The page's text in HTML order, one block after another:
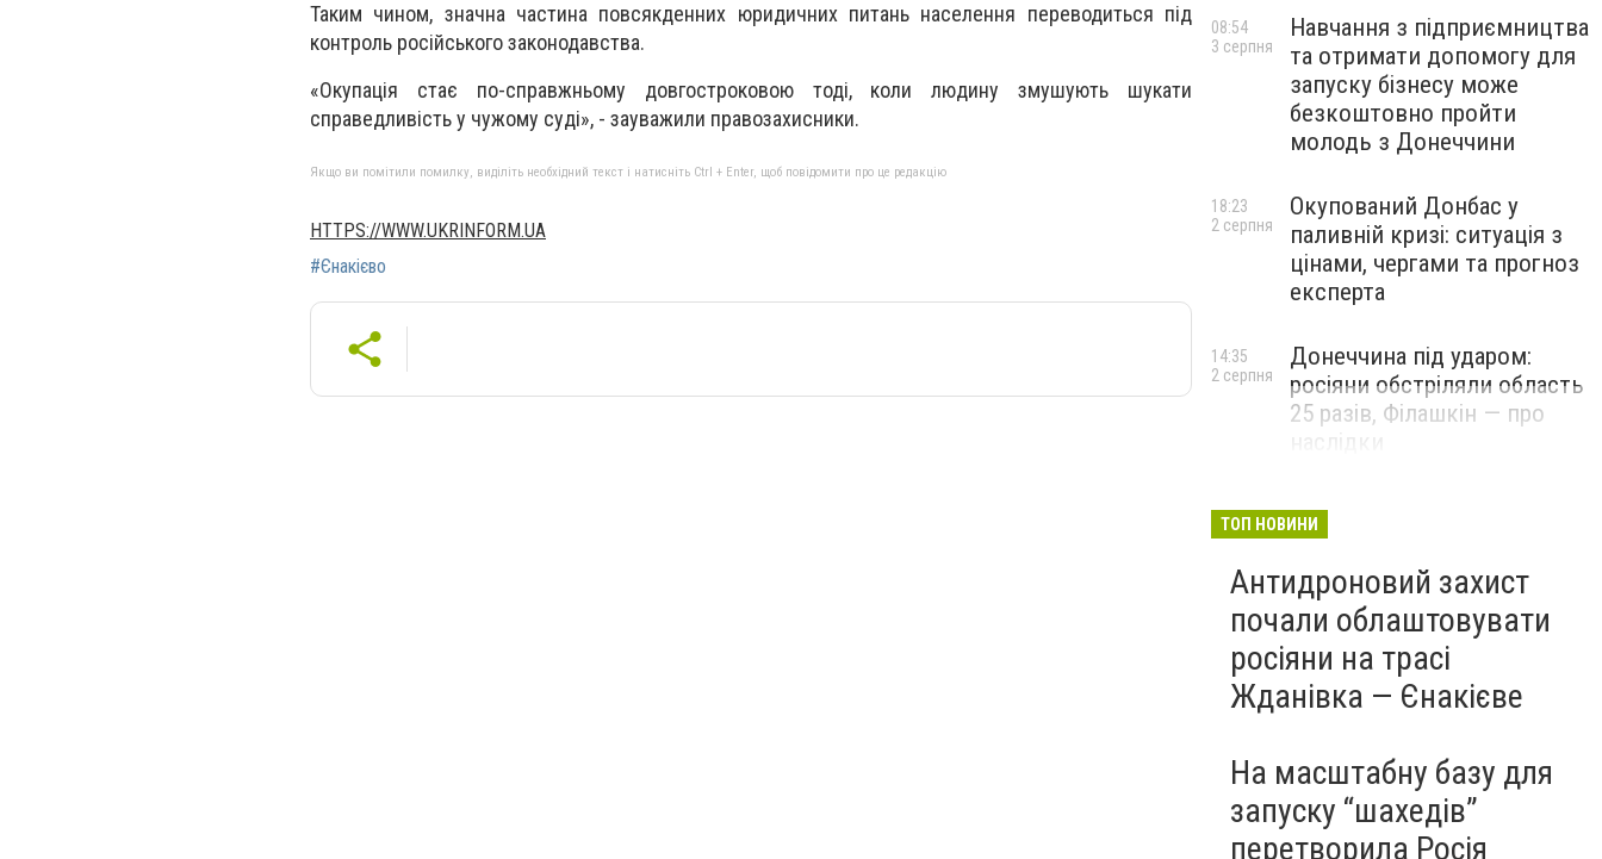
Таким чином, значна частина повсякденних юридичних питань населення переводиться під
контроль російського законодавства.
«Окупація стає по-справжньому довгостроковою тоді, коли людину змушують шукати
справедливість у чужому суді», - зауважили правозахисники.
Якщо ви помітили помилку, виділіть необхідний текст і натисніть Ctrl + Enter, щоб повідомити про це редакцію
HTTPS://WWW.UKRINFORM.UA
#Єнакієво
Навчання з підприємництва
та отримати допомогу для
запуску бізнесу може
безкоштовно пройти
молодь з Донеччини
08:54
3 серпня
Окупований Донбас у
паливній кризі: ситуація з
цінами, чергами та прогноз
експерта
18:23
2 серпня
Донеччина під ударом:
росіяни обстріляли область
25 разів, Філашкін — про
14:35
2 серпня
ТОП НОВИНИ
Антидроновий захист
почали облаштовувати
росіяни на трасі
Жданівка — Єнакієве
На масштабну базу для
запуску “шахедів”
перетворила Росія